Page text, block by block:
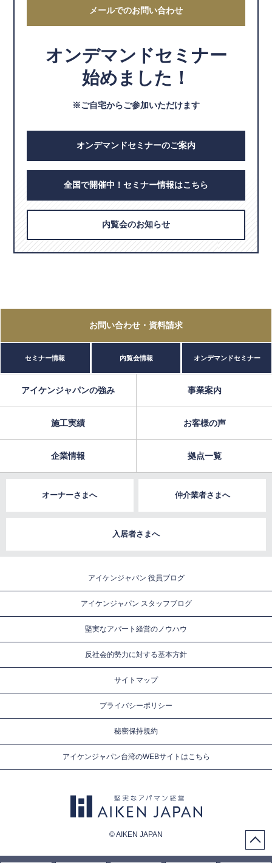
メールでのお問い合わせ
オンデマンドセミナー
始めました！
※ご自宅からご参加いただけます
オンデマンドセミナーのご案内
全国で開催中！セミナー情報はこちら
内覧会のお知らせ
お問い合わせ ・資料請求
セミナー情報 内覧会情報 オンデマンドセミナー
アイケンジャパンの強み 事業案内
施工実績 お客様の声
企業情報 拠点一覧
オーナーさまへ 仲介業者さまへ
入居者さまへ
アイケンジャパン 役員ブログ
アイケンジャパン スタッフブログ
堅実なアパート経営のノウハウ
反社会的勢力に対する基本方針
サイトマップ
プライバシーポリシー
秘密保持規約
アイケンジャパン台湾のWEBサイトはこちら
© AIKEN JAPAN